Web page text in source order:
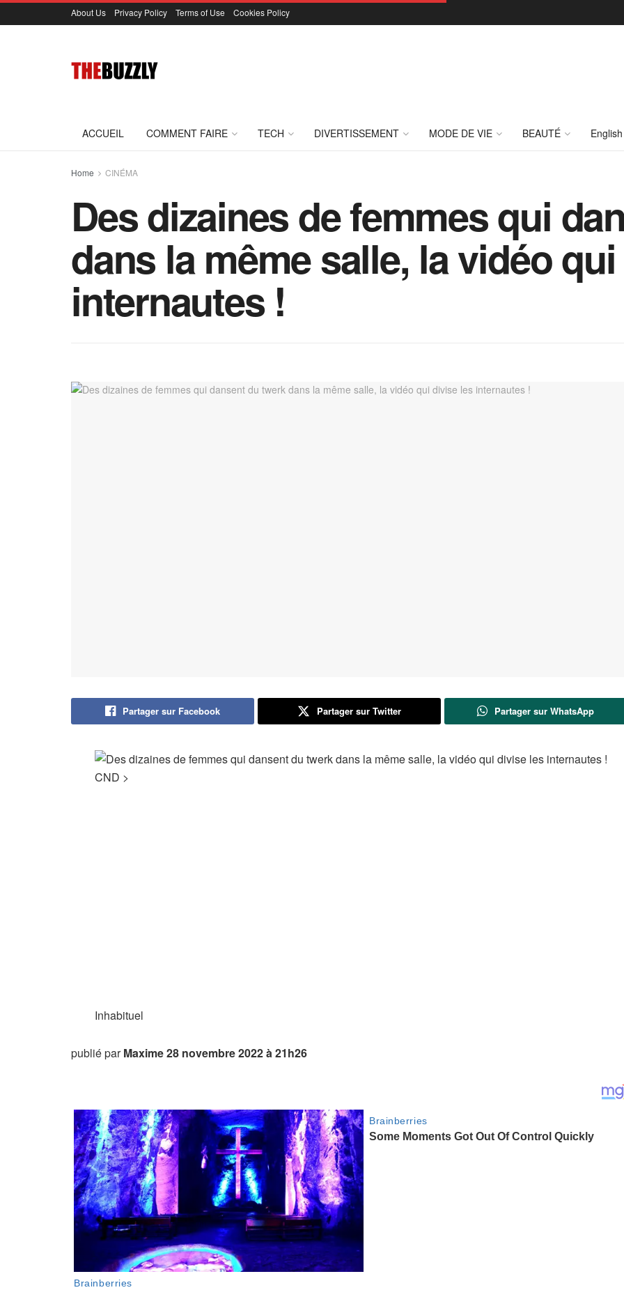
About Us Privacy Policy Terms of Use Cookies Policy
ACCUEIL COMMENT FAIRE TECH DIVERTISSEMENT MODE DE VIE BEAUTÉ
Home CINÉMA
Des dizaines de femmes qui
dans la même salle, la vidéo
internautes !
Partager sur Facebook Partager sur Twitter Partager sur WhatsApp
CND >
Inhabituel
publié parMaxime28 novembre 2022 à 21h26